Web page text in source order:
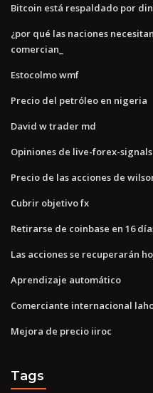
Bitcoin está respaldado por
¿por qué las naciones
comercian_
Estocolmo wmf
Precio del petróleo en nigeria
David w trader md
Opiniones de live-forex-
Precio de las acciones de
Cubrir objetivo fx
Retirarse de coinbase en 16
Las acciones se recuperarán
Aprendizaje automático
Comerciante internacional
Mejora de precio iiroc
Tags